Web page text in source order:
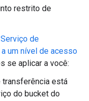
restrito de
de
um nível de acesso
se aplicar a você:
está
do bucket do